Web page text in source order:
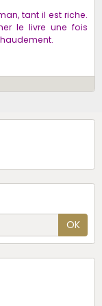
tant il est riche.
le livre une fois
OK